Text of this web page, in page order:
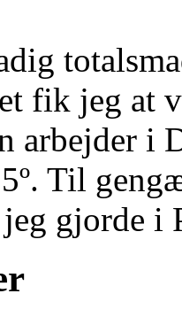
fik jeg at
arbejder i
Til
gjorde i